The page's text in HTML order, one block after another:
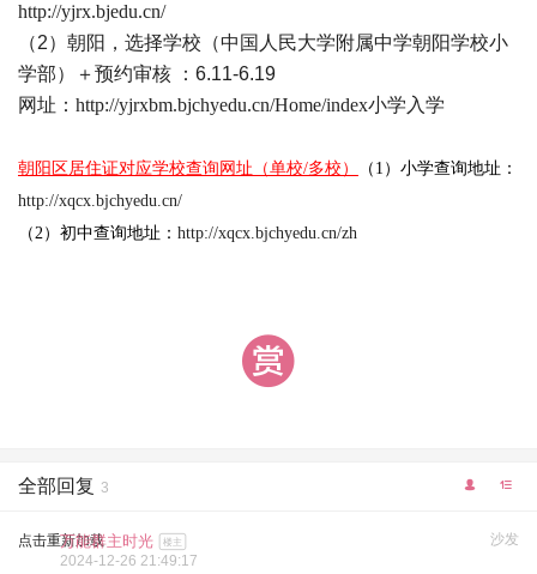
http://yjrx.bjedu.cn/
（2）朝阳，选择学校（中国人民大学附属中学朝阳学校小
学部）＋预约审核 ：6.11-6.19
网址： http://yjrxbm.bjchyedu.cn/Home/index小学入学
朝阳区居住证对应学校查询网址（单校/多校）
（1）小学查询地址：
http://xqcx.bjchyedu.cn/
（2）初中查询地址： http://xqcx.bjchyedu.cn/zh
全部回复 3
点击重新加载 沙发
万能群主时光 楼主
2024-12-26 21:49:17